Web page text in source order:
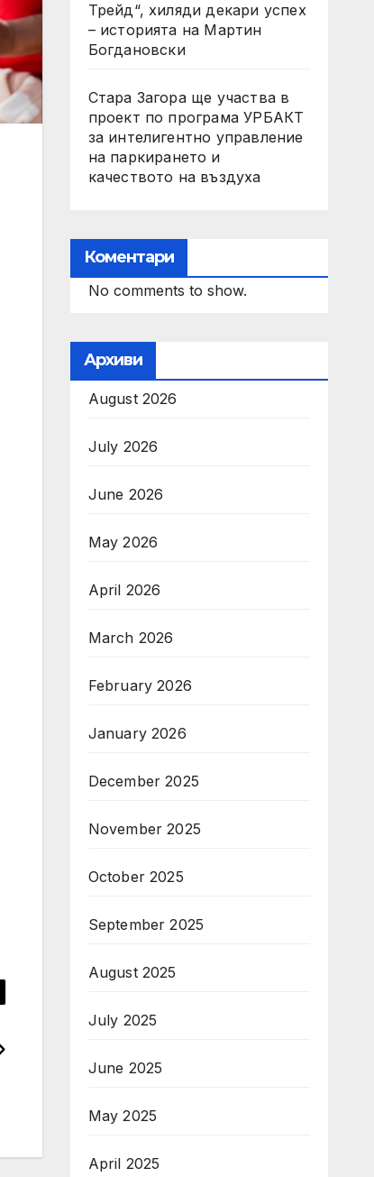
Трейд“, хиляди декари успех
– историята на Мартин
Богдановски
Стара Загора ще участва в
проект по програма УРБАКТ
за интелигентно управление
на паркирането и
качеството на въздуха
Коментари
No comments to show.
Архиви
August 2026
July 2026
June 2026
May 2026
April 2026
March 2026
February 2026
January 2026
December 2025
November 2025
October 2025
September 2025
August 2025
July 2025
June 2025
May 2025
April 2025